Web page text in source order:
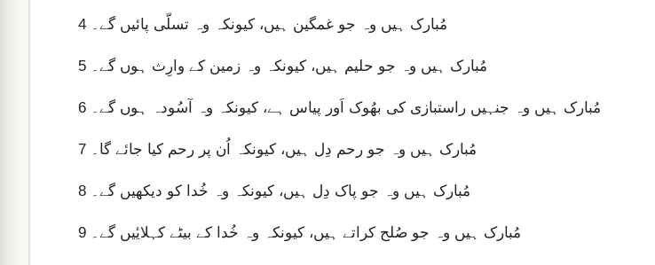
4 مُبارک ہیں وہ جو غمگین ہیں، کیونکہ وہ تسلّی پائیں گے۔
5 مُبارک ہیں وہ جو حلیم ہیں، کیونکہ وہ زمین کے وارِث ہوں گے۔
6 مُبارک ہیں وہ جنہیں راستبازی کی بھُوک اَور پیاس ہے، کیونکہ وہ آسُودہ ہوں گے۔
7 مُبارک ہیں وہ جو رحم دِل ہیں، کیونکہ اُن پر رحم کیا جائے گا۔
8 مُبارک ہیں وہ جو پاک دِل ہیں، کیونکہ وہ خُدا کو دیکھیں گے۔
9 مُبارک ہیں وہ جو صُلح کراتے ہیں، کیونکہ وہ خُدا کے بیٹے کہلایٔیں گے۔